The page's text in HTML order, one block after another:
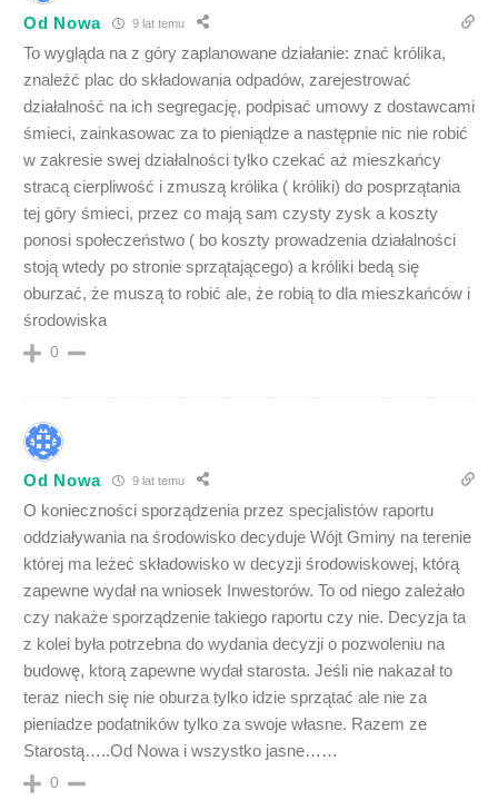
Od Nowa 9 lat temu
To wygląda na z góry zaplanowane działanie: znać królika,
znaleźć plac do składowania odpadów, zarejestrować
działalność na ich segregację, podpisać umowy z dostawcami
śmieci, zainkasowac za to pieniądze a następnie nic nie robić
w zakresie swej działalności tylko czekać aż mieszkańcy
stracą cierpliwość i zmuszą królika ( króliki) do posprzątania
tej góry śmieci, przez co mają sam czysty zysk a koszty
ponosi społeczeństwo ( bo koszty prowadzenia działalności
stoją wtedy po stronie sprzątającego) a króliki bedą się
oburzać, że muszą to robić ale, że robią to dla mieszkańców i
środowiska
0
Od Nowa 9 lat temu
O konieczności sporządzenia przez specjalistów raportu
oddziaływania na środowisko decyduje Wójt Gminy na terenie
której ma leżeć składowisko w decyzji środowiskowej, którą
zapewne wydał na wniosek Inwestorów. To od niego zależało
czy nakaże sporządzenie takiego raportu czy nie. Decyzja ta
z kolei była potrzebna do wydania decyzji o pozwoleniu na
budowę, ktorą zapewne wydał starosta. Jeśli nie nakazał to
teraz niech się nie oburza tylko idzie sprzątać ale nie za
pieniadze podatników tylko za swoje własne. Razem ze
Starostą…..Od Nowa i wszystko jasne……
0